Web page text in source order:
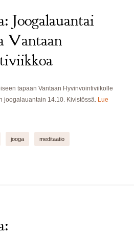
Joogalauantai
Vantaan
tapaan Vantaan Hyvinvointiviikolle
joogalauantain 14.10. Kivistössä. Lue
jooga meditaatio